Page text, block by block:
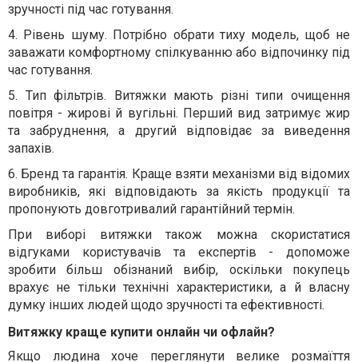
зручності під час готування.
4. Рівень шуму. Потрібно обрати тиху модель, щоб не
заважати комфортному спілкуванню або відпочинку під
час готування.
5. Тип фільтрів. Витяжки мають різні типи очищення
повітря - жирові й вугільні. Перший вид затримує жир
та забруднення, а другий відповідає за виведення
запахів.
6. Бренд та гарантія. Краще взяти механізми від відомих
виробників, які відповідають за якість продукції та
пропонують довготривалий гарантійний термін.
При виборі витяжки також можна скористатися
відгуками користувачів та експертів - допоможе
зробити більш обізнаний вибір, оскільки покупець
врахує не тільки технічні характеристики, а й власну
думку інших людей щодо зручності та ефективності.
Витяжку краще купити онлайн чи офлайн?
Якщо людина хоче переглянути велике розмаїття